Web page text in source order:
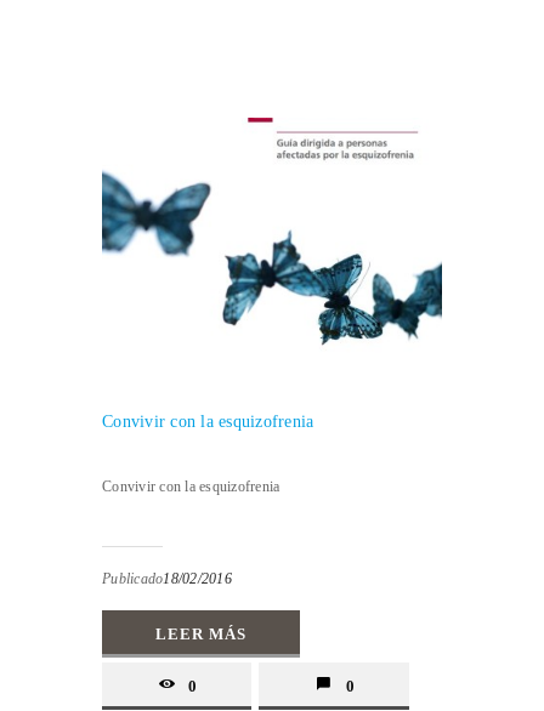
Convivir con la esquizofrenia
Convivir con la esquizofrenia
Publicado18/02/2016
LEER MÁS
0 0